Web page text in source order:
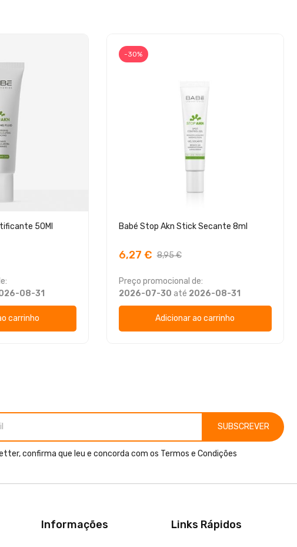
50Ml
08-31
carrinho
-30%
Babé Stop Akn Stick Secante 8ml
6,27 € 8,95 €
Preço promocional de:
2026-07-30 até 2026-08-31
Adicionar ao carrinho
SUBSCREVER
confirma que leu e concorda com os Termos e Condições
Informações Links Rápidos